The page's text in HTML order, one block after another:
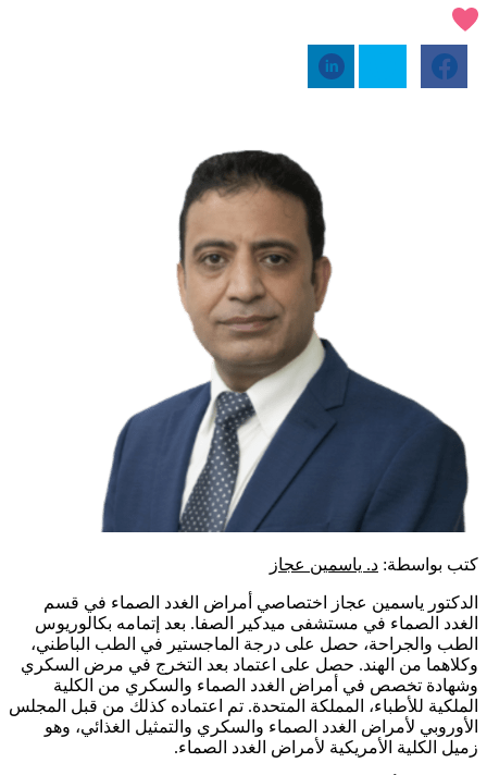
كتب بواسطة: د. ياسمين عجاز
الدكتور ياسمين عجاز اختصاصي أمراض الغدد الصماء في قسم
الغدد الصماء في مستشفى ميدكير الصفا. بعد إتمامه بكالوريوس
الطب والجراحة، حصل على درجة الماجستير في الطب الباطني،
وكلاهما من الهند. حصل على اعتماد بعد التخرج في مرض السكري
وشهادة تخصص في أمراض الغدد الصماء والسكري من الكلية
الملكية للأطباء، المملكة المتحدة. تم اعتماده كذلك من قبل المجلس
الأوروبي لأمراض الغدد الصماء والسكري والتمثيل الغذائي، وهو
زميل الكلية الأمريكية لأمراض الغدد الصماء.